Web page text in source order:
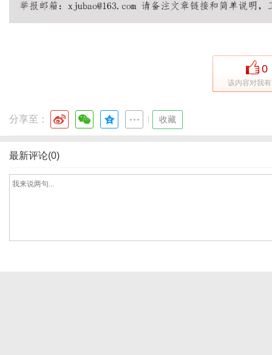
0
该内容对我
分享至： 收藏
最新评论(0)